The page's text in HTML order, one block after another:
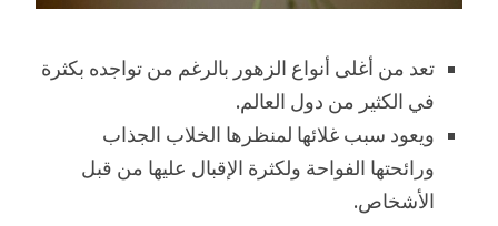
تعد من أغلى أنواع الزهور بالرغم من تواجده بكثرة
في الكثير من دول العالم.
ويعود سبب غلائها لمنظرها الخلاب الجذاب
ورائحتها الفواحة ولكثرة الإقبال عليها من قبل
الأشخاص.